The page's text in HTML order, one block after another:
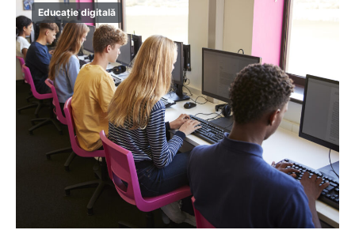
Educație digitală